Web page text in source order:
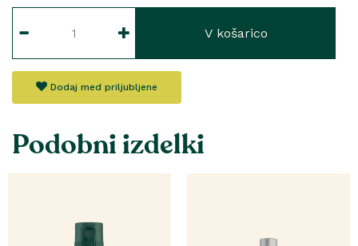
V košarico
Dodaj med priljubljene
Podobni izdelki